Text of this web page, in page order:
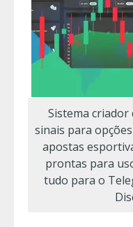
Sistema criador
sinais para
apostas
prontas para
tudo para o